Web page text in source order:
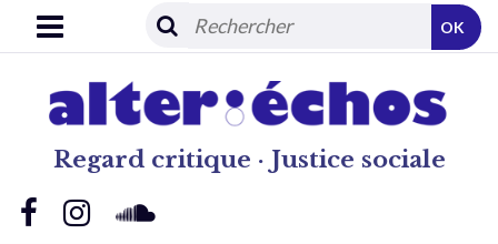
Regard critique · Justice sociale
OK